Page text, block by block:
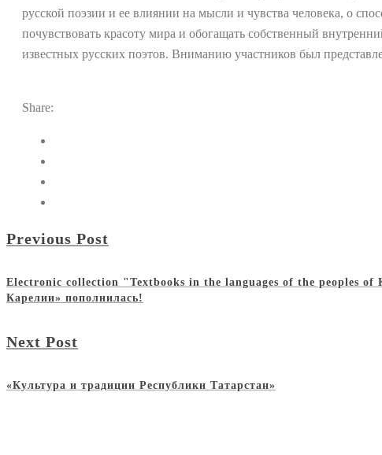
русской поэзии и ее влиянии на мысли и чувства человека, о
почувствовать красоту мира и обогащать собственный
известных русских поэтов. Вниманию участников был
Share:
Previous Post
Electronic collection "Textbooks in the languages of the peoples
Карелии» пополнилась!
Next Post
«Культура и традиции Республики Татарстан»